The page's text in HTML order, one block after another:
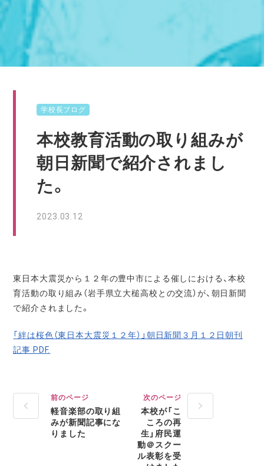
学校長ブログ
本校教育活動の取り組みが
朝日新聞で紹介されまし
た。
2023.03.12
東日本大震災から１２年の豊中市による催しにおける、本校
育活動の取り組み（岩手県立大槌高校との交流）が、朝日新聞
で紹介されました。
「絆は桜色（東日本大震災１２年）」朝日新聞３月１２日朝刊
記事 PDF.
前のページ
軽音楽部の取り組
みが新聞記事にな
りました
次のページ
本校が「こ
ころの再
生」府民運
動＠スクー
ル表彰を受